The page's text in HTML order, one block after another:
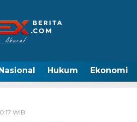
Hukum Ekonomi
WIB